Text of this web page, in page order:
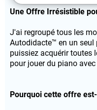
Une Offre Irrésistible
J'ai regroupé tous les
Autodidacte™ en un
puissiez acquérir toutes
pour jouer du piano
Pourquoi cette offre